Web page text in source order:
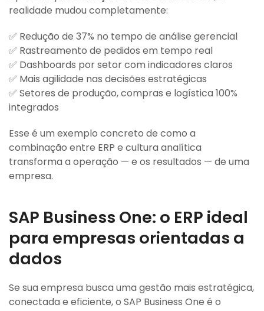
realidade mudou completamente:
✅ Redução de 37% no tempo de análise gerencial
✅ Rastreamento de pedidos em tempo real
✅ Dashboards por setor com indicadores claros
✅ Mais agilidade nas decisões estratégicas
✅ Setores de produção, compras e logística 100%
integrados
Esse é um exemplo concreto de como a
combinação entre ERP e cultura analítica
transforma a operação — e os resultados — de uma
empresa.
SAP Business One: o ERP ideal
para empresas orientadas a
dados
Se sua empresa busca uma gestão mais estratégica,
conectada e eficiente, o SAP Business One é o